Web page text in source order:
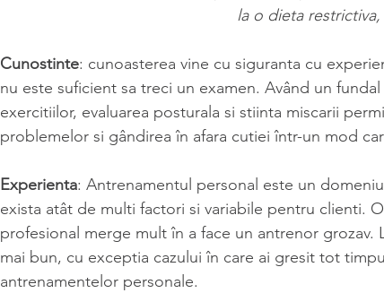
la o dieta
Cunostinte: cunoasterea vine cu siguranta cu
nu este suficient sa treci un examen. Având un
exercitiilor, evaluarea posturala si stiinta miscarii
problemelor si gândirea în afara cutiei într-un mod
Experienta: Antrenamentul personal este un
exista atât de multi factori si variabile pentru clienti.
profesional merge mult în a face un antrenor grozav.
mai bun, cu exceptia cazului în care ai gresit tot
antrenamentelor personale.